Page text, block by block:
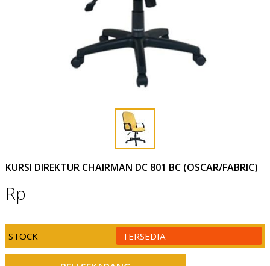
KURSI DIREKTUR CHAIRMAN DC 801 BC (OSCAR/FABRIC)
Rp
STOCK TERSEDIA